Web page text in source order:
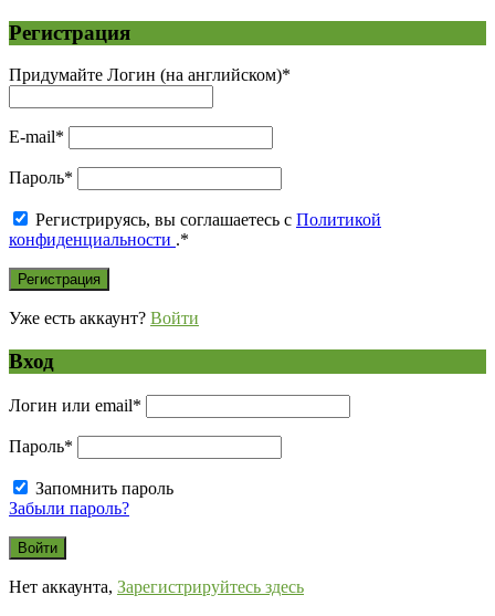
Регистрация
Придумайте Логин (на английском)*
E-mail*
Пароль*
Регистрируясь, вы соглашаетесь с Политикой
конфиденциальности .*
Уже есть аккаунт? Войти
Вход
Логин или email*
Пароль*
Запомнить пароль
Забыли пароль?
Нет аккаунта, Зарегистрируйтесь здесь